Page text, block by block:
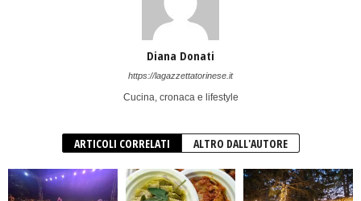
Diana Donati
https://lagazzettatorinese.it
Cucina, cronaca e lifestyle
ARTICOLI CORRELATI ALTRO DALL'AUTORE